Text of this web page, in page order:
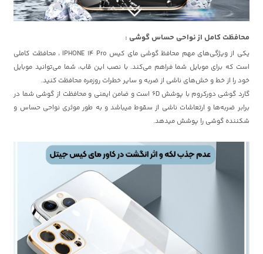
محافظت کامل از نواحی حساس گوشی :
یکی از ویژگی‌های مهم محافظ گوشی مای کیس IPHONE 14 Pro ، محافظت کاملی
است که برای موبایل شما فراهم می‌کند. با نصب این قاب، شما می‌توانید موبایل
خود را از خط و خش‌های ناشی از ضربه و سایر خطرات روزمره محافظت کنید.
گارد گوشی دورکروم با پوشش 6D است و ضامن ایمنی و محافظت از گوشی شما در
برابر ضربه‌ها و ارتعاشات ناشی از سقوط میباشد و به طور موثری نواحی حساس و
شکننده گوشی را پوشش میدهد.